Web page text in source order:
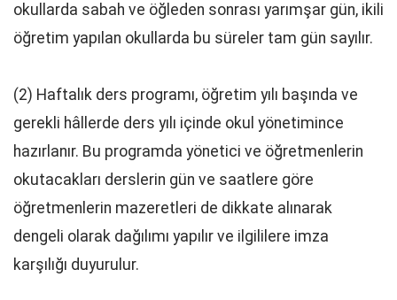
okullarda sabah ve öğleden sonrası yarımşar gün, ikili
öğretim yapılan okullarda bu süreler tam gün sayılır.
(2) Haftalık ders programı, öğretim yılı başında ve
gerekli hâllerde ders yılı içinde okul yönetimince
hazırlanır. Bu programda yönetici ve öğretmenlerin
okutacakları derslerin gün ve saatlere göre
öğretmenlerin mazeretleri de dikkate alınarak
dengeli olarak dağılımı yapılır ve ilgililere imza
karşılığı duyurulur.